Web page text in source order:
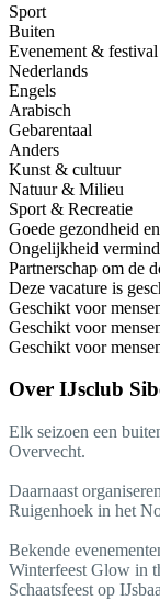
Sport
Buiten
Evenement & festival
Nederlands
Engels
Arabisch
Gebarentaal
Anders
Kunst & cultuur
Natuur & Milieu
Sport & Recreatie
Goede gezondheid
Ongelijkheid
Partnerschap om de
Deze vacature is
Geschikt voor
Geschikt voor
Geschikt voor
Over IJsclub
Elk seizoen een
Overvecht.
Daarnaast
Ruigenhoek in het
Bekende
Winterfeest Glow in
Schaatsfeest op